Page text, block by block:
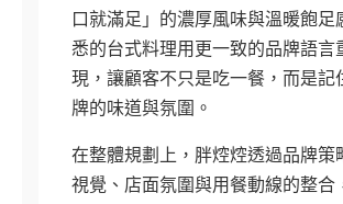
口就滿足」的濃厚風味與溫暖飽足
悉的台式料理用更一致的品牌語言
現，讓顧客不只是吃一餐，而是記
牌的味道與氛圍。
在整體規劃上，胖焢焢透過品牌策
視覺、店面氛圍與用餐動線的整合